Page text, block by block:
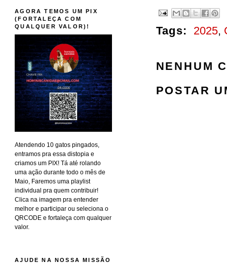
Tags: 2025,
NENHUM
POSTAR
AGORA TEMOS UM PIX
(FORTALEÇA COM
QUALQUER VALOR)!
Atendendo 10 gatos pingados,
entramos pra essa distopia e
criamos um PIX! Tá até rolando
uma ação durante todo o mês de
Maio, Faremos uma playlist
individual pra quem contribuir!
Clica na imagem pra entender
melhor e participar ou seleciona o
QRCODE e fortaleça com qualquer
valor.
AJUDE NA NOSSA MISSÃO